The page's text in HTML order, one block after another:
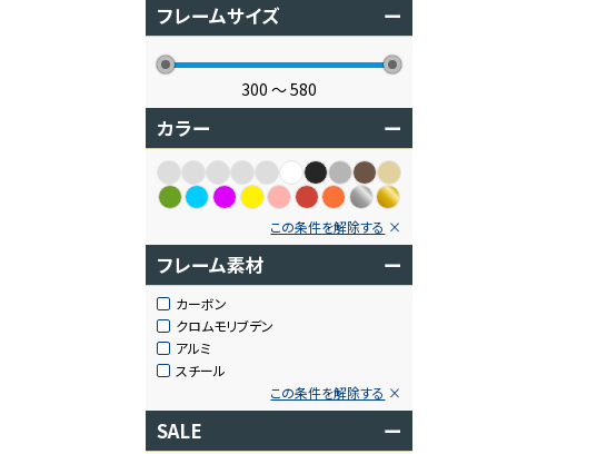
フレームサイズ ー
300 〜580
カラー ー
この条件を解除する
フレーム素材 ー
カーボン
クロムモリブデン
アルミ
スチール
この条件を解除する
SALE ー